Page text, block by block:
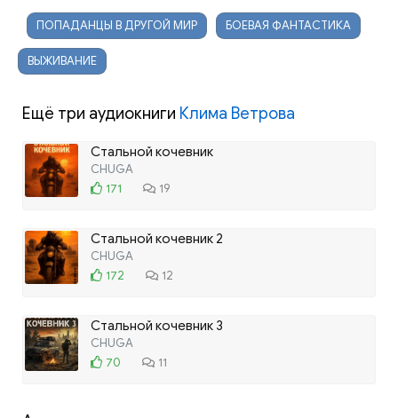
ПОПАДАНЦЫ В ДРУГОЙ МИР БОЕВАЯ ФАНТАСТИКА
ВЫЖИВАНИЕ
Ещё три аудиокниги Клима Ветрова
Стальной кочевник
CHUGA
171
19
Стальной кочевник 2
CHUGA
172
12
Стальной кочевник 3
CHUGA
70
11